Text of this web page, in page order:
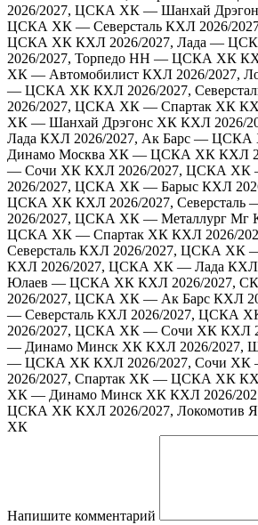
2026/2027, ЦСКА ХК — Шанхай
ЦСКА ХК — Северсталь КХЛ 2026/
ЦСКА ХК КХЛ 2026/2027, Лада —
2026/2027, Торпедо НН — ЦСКА ХК
ХК — Автомобилист КХЛ 2026/2027,
— ЦСКА ХК КХЛ 2026/2027,
2026/2027, ЦСКА ХК — Спартак ХК
ХК — Шанхай Дрэгонс ХК КХЛ 2026/
Лада КХЛ 2026/2027, Ак Барс —
Динамо Москва ХК — ЦСКА ХК КХЛ
— Сочи ХК КХЛ 2026/2027, ЦСКА ХК
2026/2027, ЦСКА ХК — Барыс КХЛ
ЦСКА ХК КХЛ 2026/2027,
2026/2027, ЦСКА ХК — Металлург Мг
ЦСКА ХК — Спартак ХК КХЛ 2026/
Северсталь КХЛ 2026/2027, ЦСКА ХК
КХЛ 2026/2027, ЦСКА ХК — Лада КХЛ
Юлаев — ЦСКА ХК КХЛ 2026/2027,
2026/2027, ЦСКА ХК — Ак Барс КХЛ
— Северсталь КХЛ 2026/2027, ЦСКА
2026/2027, ЦСКА ХК — Сочи ХК КХЛ
— Динамо Минск ХК КХЛ 2026/2027,
— ЦСКА ХК КХЛ 2026/2027, Сочи
2026/2027, Спартак ХК — ЦСКА ХК
ХК — Динамо Минск ХК КХЛ 2026/
ЦСКА ХК КХЛ 2026/2027, Локомотив
ХК
Напишите комментарий